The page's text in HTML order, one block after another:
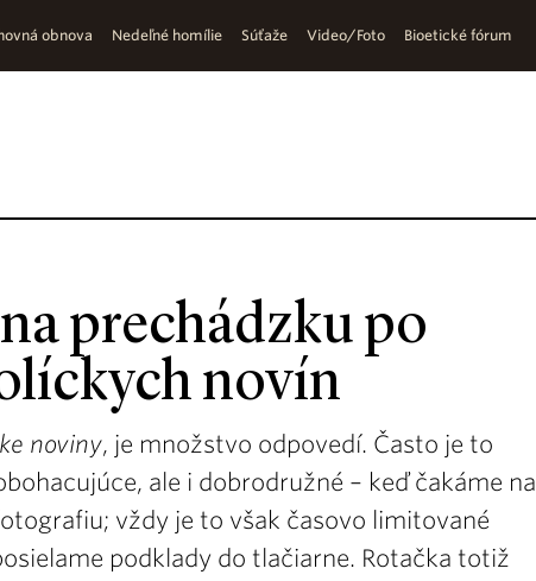
obnova Nedeľné homílie Súťaže Video/Foto Bioetické fórum
prechádzku po
novín
noviny, je množstvo odpovedí. Často je to
ale i dobrodružné – keď čakáme na
vždy je to však časovo limitované
podklady do tlačiarne. Rotačka totiž